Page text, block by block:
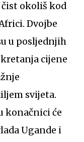
okoliš kod
Dvojbe
u posljednjih
cijene
svijeta.
konačnici će
Ugande i